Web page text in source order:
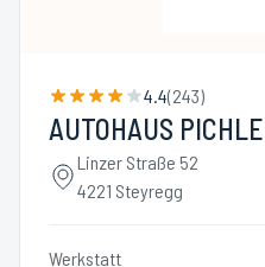
4.4(243)
AUTOHAUS
Linzer Straße 52
4221 Steyregg
Werkstatt